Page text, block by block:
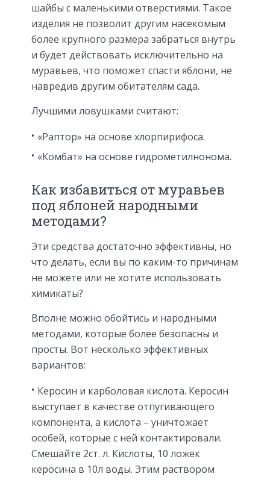
шайбы с маленькими отверстиями. Такое
изделия не позволит другим насекомым
более крупного размера забраться внутрь
и будет действовать исключительно на
муравьев, что поможет спасти яблони, не
навредив другим обитателям сада.
Лучшими ловушками считают:
«Раптор» на основе хлорпирифоса.
«Комбат» на основе гидрометилнонома.
Как избавиться от муравьев
под яблоней народными
методами?
Эти средства достаточно эффективны, но
что делать, если вы по каким-то причинам
не можете или не хотите использовать
химикаты?
Вполне можно обойтись и народными
методами, которые более безопасны и
просты. Вот несколько эффективных
вариантов:
Керосин и карболовая кислота. Керосин
выступает в качестве отпугивающего
компонента, а кислота – уничтожает
особей, которые с ней контактировали.
Смешайте 2ст. л. Кислоты, 10 ложек
керосина в 10л воды. Этим раствором